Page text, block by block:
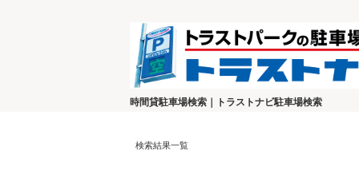
時間貸駐車場検索｜トラストナビ駐車場検索
検索結果一覧